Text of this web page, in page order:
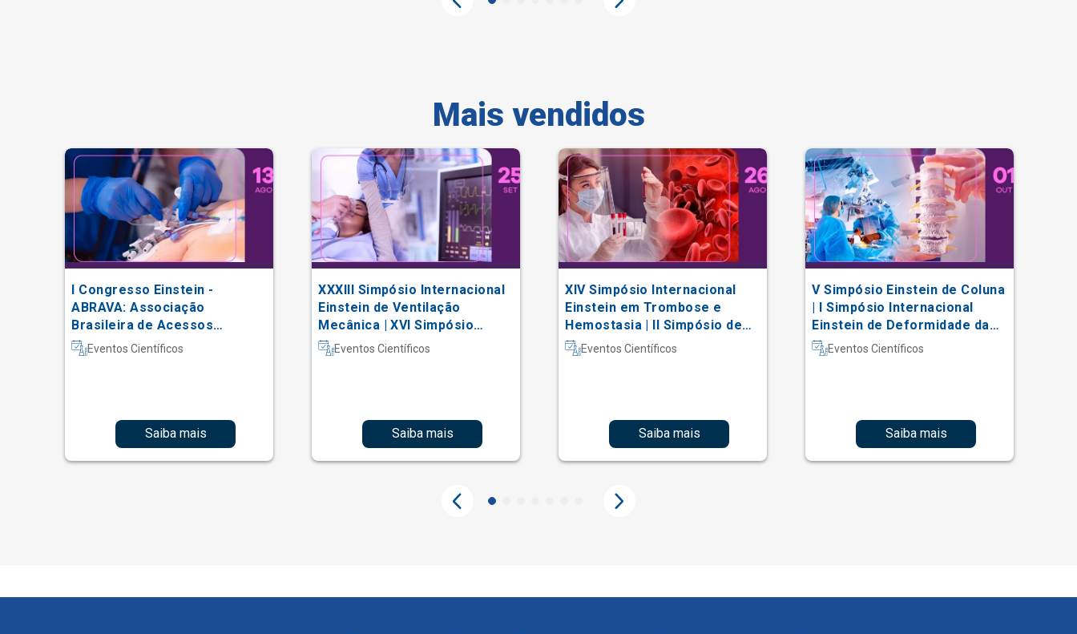
Mais vendidos
I Congresso Einstein -
ABRAVA: Associação
Brasileira de Acessos
Vasculares
Eventos Científicos
Saiba mais
XXXIII Simpósio Internacional
Einstein de Ventilação
Mecânica | XVI Simpósio
Internacional Einstein de
Fisioterapia em Terapia
Eventos Científicos
Saiba mais
XIV Simpósio Internacional
Einstein em Trombose e
Hemostasia | II Simpósio de
Hematologia Laboratorial
Eventos Científicos
Saiba mais
V Simpósio Einstein de Coluna
| I Simpósio Internacional
Einstein de Deformidade da
Coluna e Técnicas Complexas
Eventos Científicos
Saiba mais